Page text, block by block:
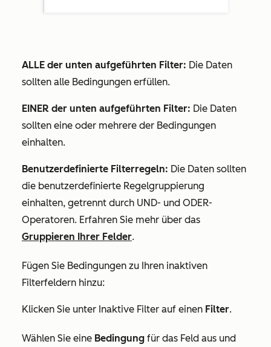
ALLE der unten aufgeführten Filter: Die Daten
sollten alle Bedingungen erfüllen.
EINER der unten aufgeführten Filter: Die Daten
sollten eine oder mehrere der Bedingungen
einhalten.
Benutzerdefinierte Filterregeln: Die Daten sollten
die benutzerdefinierte Regelgruppierung
einhalten, getrennt durch UND- und ODER-
Operatoren. Erfahren Sie mehr über das
Gruppieren Ihrer Felder.
Fügen Sie Bedingungen zu Ihren inaktiven
Filterfeldern hinzu:
Klicken Sie unter Inaktive Filter auf einen Filter.
Wählen Sie eine Bedingung für das Feld aus und